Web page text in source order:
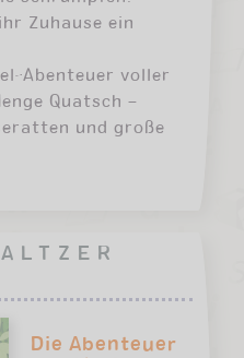
Zuhause ein
Abenteuer voller
Quatsch –
und große
Die Abenteuer